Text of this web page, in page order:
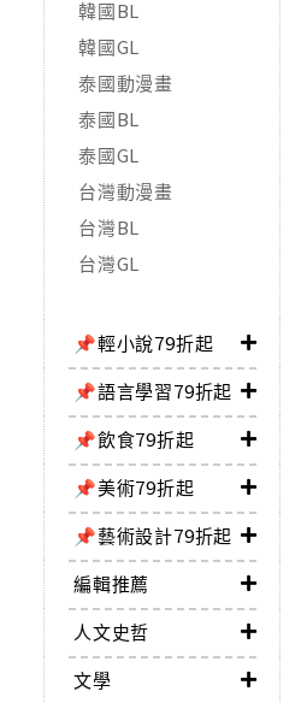
韓國BL
韓國GL
泰國動漫畫
泰國BL
泰國GL
台灣動漫畫
台灣BL
台灣GL
📌輕小說79折起
📌語言學習79折起
📌飲食79折起
📌美術79折起
📌藝術設計79折起
編輯推薦
人文史哲
文學